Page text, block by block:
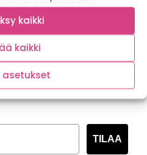
kaikki
kaikki
uutiskirje
TILAA